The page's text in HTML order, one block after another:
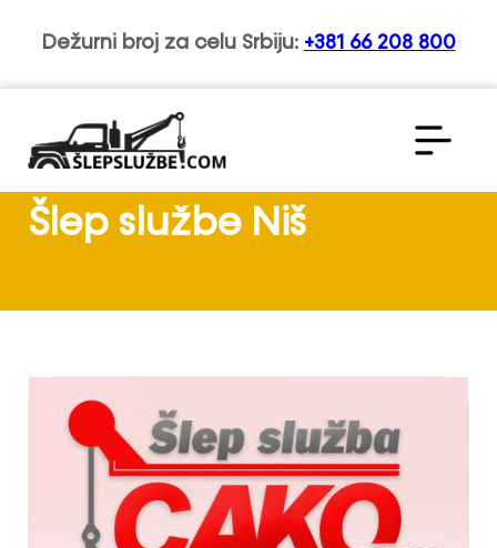
Dežurni broj za celu Srbiju: +381 66 208 800
Šlep službe Niš